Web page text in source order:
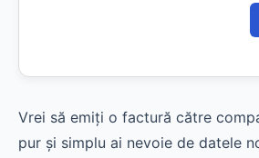
Vrei să emiți o factură către
pur și simplu ai nevoie de datele